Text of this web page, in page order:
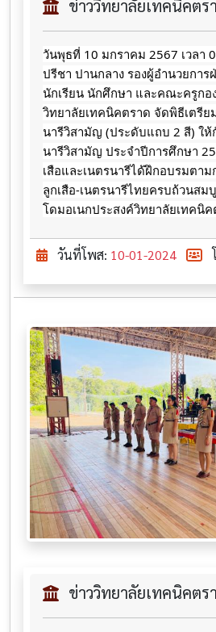
ข่าววิทยาลัยเทคนิคตร
วันพุธที่ 10 มกราคม 2567 เวลา
ปรีชา ปานกลาง รองผู้อำนวยกา
นักเรียน นักศึกษา และคณะครูกอ
วิทยาลัยเทคนิคตราด จัดพิธีเตรีย
นารีวิสามัญ (ประดับแถบ 2 สี) ให้
นารีวิสามัญ ประจำปีการศึกษา
เสือและเนตรนารีได้ฝึกอบรมตา
ลูกเสือ-เนตรนารีไทยครบถ้วนส
โดมอเนกประสงค์วิทยาลัยเทคนิค
วันที่โพส: 10-01-2024
ข่าววิทยาลัยเทคนิคตร